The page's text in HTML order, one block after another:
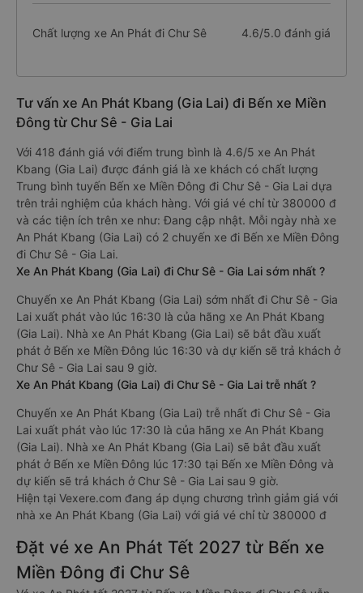
Chất lượng xe An Phát đi Chư Sê 4.6/5.0 đánh giá
Tư vấn xe An Phát Kbang (Gia Lai) đi Bến xe Miền
Đông từ Chư Sê - Gia Lai
Với 418 đánh giá với điểm trung bình là 4.6/5 xe An Phát
Kbang (Gia Lai) được đánh giá là xe khách có chất lượng
Trung bình tuyến Bến xe Miền Đông đi Chư Sê - Gia Lai dựa
trên trải nghiệm của khách hàng. Với giá vé chỉ từ 380000 đ
và các tiện ích trên xe như: Đang cập nhật. Mỗi ngày nhà xe
An Phát Kbang (Gia Lai) có 2 chuyến xe đi Bến xe Miền Đông
đi Chư Sê - Gia Lai.
Xe An Phát Kbang (Gia Lai) đi Chư Sê - Gia Lai sớm nhất ?
Chuyến xe An Phát Kbang (Gia Lai) sớm nhất đi Chư Sê - Gia
Lai xuất phát vào lúc 16:30 là của hãng xe An Phát Kbang
(Gia Lai). Nhà xe An Phát Kbang (Gia Lai) sẽ bắt đầu xuất
phát ở Bến xe Miền Đông lúc 16:30 và dự kiến sẽ trả khách ở
Chư Sê - Gia Lai sau 9 giờ.
Xe An Phát Kbang (Gia Lai) đi Chư Sê - Gia Lai trễ nhất ?
Chuyến xe An Phát Kbang (Gia Lai) trễ nhất đi Chư Sê - Gia
Lai xuất phát vào lúc 17:30 là của hãng xe An Phát Kbang
(Gia Lai). Nhà xe An Phát Kbang (Gia Lai) sẽ bắt đầu xuất
phát ở Bến xe Miền Đông lúc 17:30 tại Bến xe Miền Đông và
dự kiến sẽ trả khách ở Chư Sê - Gia Lai sau 9 giờ.
Hiện tại Vexere.com đang áp dụng chương trình giảm giá với
nhà xe An Phát Kbang (Gia Lai) với giá vé chỉ từ 380000 đ
Đặt vé xe An Phát Tết 2027 từ Bến xe
Miền Đông đi Chư Sê